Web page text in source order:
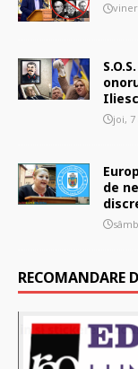
joi, 7
de
RECOMANDARE